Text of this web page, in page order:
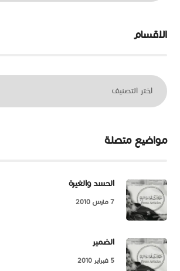
الاقسام
مواضيع متصلة
الحسد والغيرة
7 مارس 2010
الضمير
5 فبراير 2010